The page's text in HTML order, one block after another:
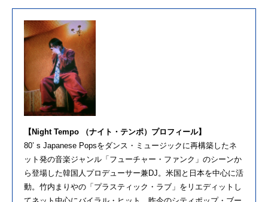
【Night Tempo （ナイト・テンポ）プロフィール】
80’ s Japanese Popsをダンス・ミュージックに再構築したネ
ット発の音楽ジャンル「フューチャー・ファンク」のシーンか
ら登場した韓国人プロデューサー兼DJ。米国と日本を中心に活
動。竹内まりやの「プラスティック・ラブ」をリエディットし